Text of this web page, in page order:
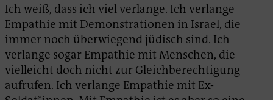
Ich weiß, dass ich viel verlange. Ich verlange
Empathie mit Demonstrationen in Israel, die
immer noch überwiegend jüdisch sind. Ich
verlange sogar Empathie mit Menschen, die
vielleicht doch nicht zur Gleichberechtigung
aufrufen. Ich verlange Empathie mit Ex-